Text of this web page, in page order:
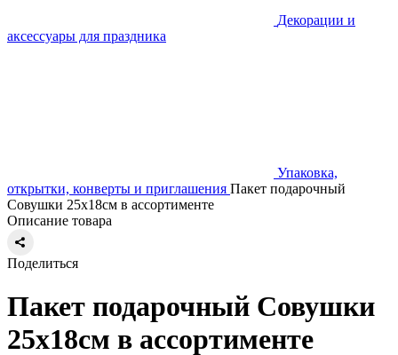
Декорации и
аксессуары для праздника
Упаковка,
открытки, конверты и приглашения Пакет подарочный
Совушки 25х18см в ассортименте
Описание товара
Поделиться
Пакет подарочный Совушки
25х18см в ассортименте